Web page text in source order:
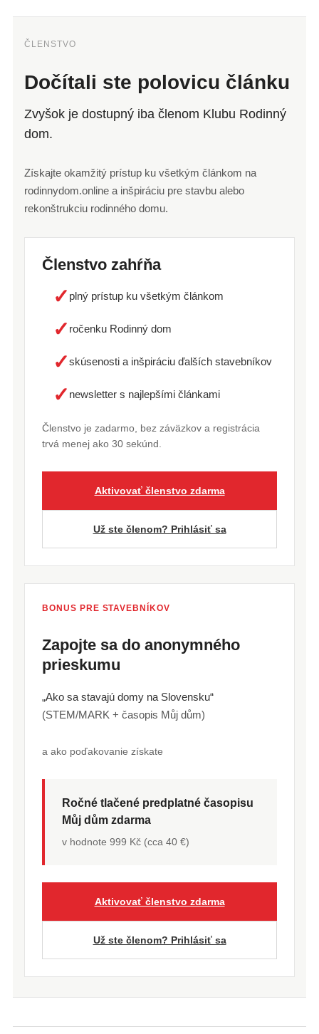
ČLENSTVO
Dočítali ste polovicu článku
Zvyšok je dostupný iba členom Klubu Rodinný
dom.
Získajte okamžitý prístup ku všetkým článkom na
rodinnydom.online a inšpiráciu pre stavbu alebo
rekonštrukciu rodinného domu.
Členstvo zahŕňa
✓ plný prístup ku všetkým článkom
✓ ročenku Rodinný dom
✓skúsenosti a inšpiráciu ďalších stavebníkov
✓ newsletter s najlepšími článkami
Členstvo je zadarmo, bez záväzkov a registrácia
trvá menej ako 30 sekúnd.
Aktivovať členstvo zdarma
Už ste členom? Prihlásiť sa
BONUS PRE STAVEBNÍKOV
Zapojte sa do anonymného
prieskumu
„Ako sa stavajú domy na Slovensku“
(STEM/MARK + časopis Můj dům)
a ako poďakovanie získate
Ročné tlačené predplatné časopisu
Můj dům zdarma
v hodnote 999 Kč (cca 40 €)
Aktivovať členstvo zdarma
Už ste členom? Prihlásiť sa